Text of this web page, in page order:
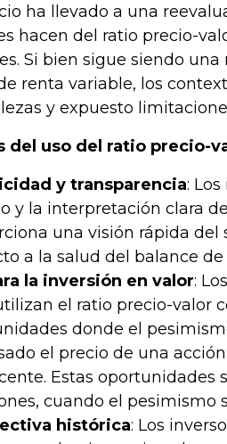
ha llevado a una
hacen del ratio precio-
Si bien sigue siendo
renta variable, los
y expuesto
del uso del ratio precio-
y transparencia:
y la interpretación clara
una visión rápida
a la salud del balance de
la inversión en valor:
el ratio precio-valor
donde el
el precio de una
Estas oportunidades
cuando el pesimismo
histórica: Los